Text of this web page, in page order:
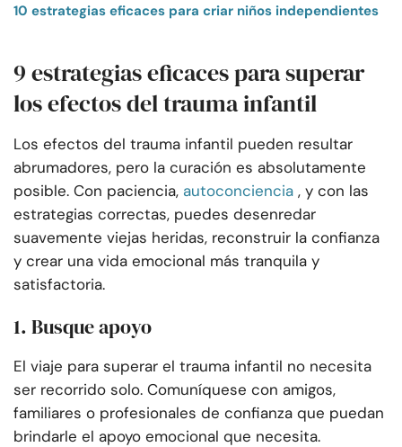
10 estrategias eficaces para criar niños independientes
9 estrategias eficaces para superar
los efectos del trauma infantil
Los efectos del trauma infantil pueden resultar
abrumadores, pero la curación es absolutamente
posible. Con paciencia, autoconciencia , y con las
estrategias correctas, puedes desenredar
suavemente viejas heridas, reconstruir la confianza
y crear una vida emocional más tranquila y
satisfactoria.
1. Busque apoyo
El viaje para superar el trauma infantil no necesita
ser recorrido solo. Comuníquese con amigos,
familiares o profesionales de confianza que puedan
brindarle el apoyo emocional que necesita.